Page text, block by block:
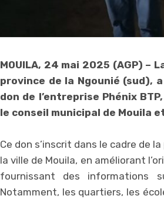
MOUILA, 24 mai 2025 (AGP) –
province de la Ngounié (sud),
don de l’entreprise Phénix
le conseil municipal de Mouila
Ce don s’inscrit dans le cadre de
la ville de Mouila, en améliorant
fournissant des informations
Notamment, les quartiers, les